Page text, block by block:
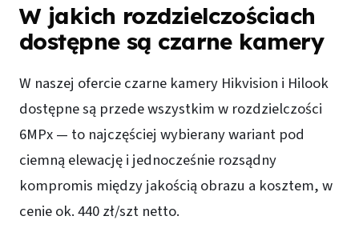
W jakich rozdzielczościach
dostępne są czarne kamery
W naszej ofercie czarne kamery Hikvision i Hilook
dostępne są przede wszystkim w rozdzielczości
6MPx — to najczęściej wybierany wariant pod
ciemną elewację i jednocześnie rozsądny
kompromis między jakością obrazu a kosztem, w
cenie ok. 440 zł/szt netto.